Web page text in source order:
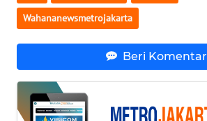
Wahananewsmetrojakarta
Beri Komentar
WN
GORONTALO
WN